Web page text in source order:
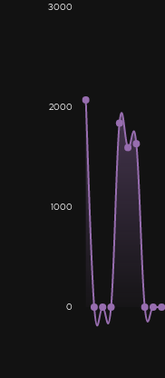
0
1000
2000
3000